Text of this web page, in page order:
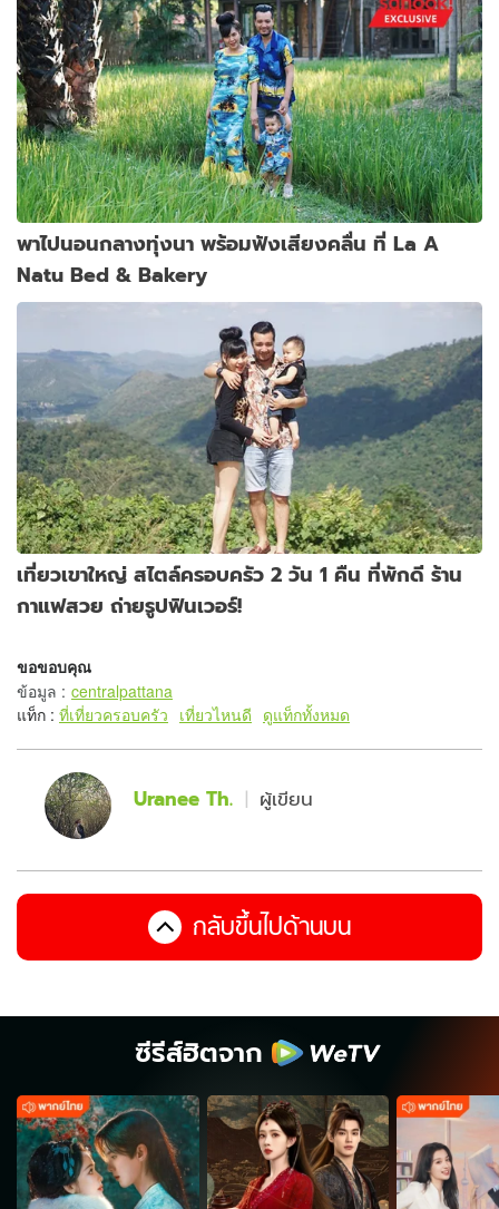
พาไปนอนกลางทุ่งนา พร้อมฟังเสียงคลื่น ที่ La A
Natu Bed & Bakery
เที่ยวเขาใหญ่ สไตล์ครอบครัว 2 วัน 1 คืน ที่พักดี ร้าน
กาแฟสวย ถ่ายรูปฟินเวอร์!
ขอขอบคุณ
ข้อมูล : centralpattana
แท็ก : ที่เที่ยวครอบครัว เที่ยวไหนดี ดูแท็กทั้งหมด
Uranee Th. ผู้เขียน
กลับขึ้นไปด้านบน
ซีรีส์ฮิตจาก